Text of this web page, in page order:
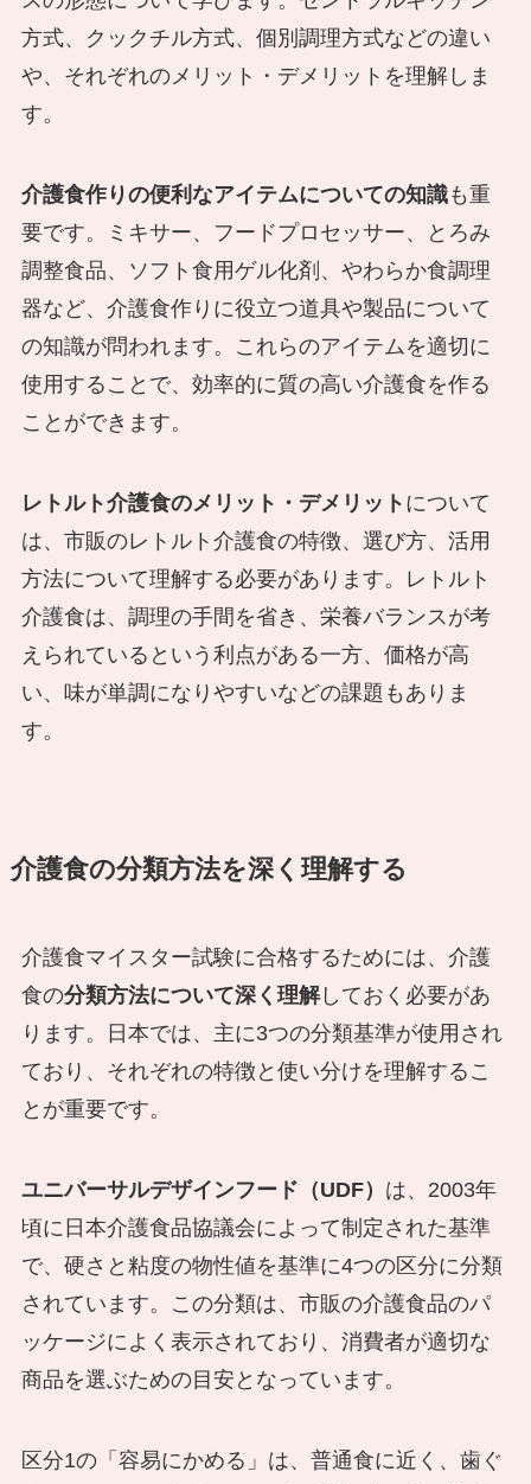
方式、クックチル方式、個別調理方式などの違い
や、それぞれのメリット・デメリットを理解しま
す。
介護食作りの便利なアイテムについての知識も重
要です。ミキサー、フードプロセッサー、とろみ
調整食品、ソフト食用ゲル化剤、やわらか食調理
器など、介護食作りに役立つ道具や製品について
の知識が問われます。これらのアイテムを適切に
使用することで、効率的に質の高い介護食を作る
ことができます。
レトルト介護食のメリット・デメリット について
は、市販のレトルト介護食の特徴、選び方、活用
方法について理解する必要があります。レトルト
介護食は、調理の手間を省き、栄養バランスが考
えられているという利点がある一方、価格が高
い、味が単調になりやすいなどの課題もありま
す。
介護食の分類方法を深く理解する
介護食マイスター試験に合格するためには、介護
食の分類方法について深く理解しておく必要があ
ります。日本では、主に3つの分類基準が使用され
ており、それぞれの特徴と使い分けを理解するこ
とが重要です。
ユニバーサルデザインフード（UDF） は、2003年
頃に日本介護食品協議会によって制定された基準
で、硬さと粘度の物性値を基準に4つの区分に分類
されています。この分類は、市販の介護食品のパ
ッケージによく表示されており、消費者が適切な
商品を選ぶための目安となっています。
区分1の「容易にかめる」は、普通食に近く、歯ぐ